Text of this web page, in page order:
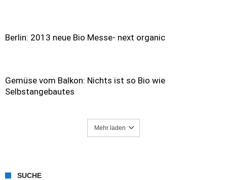
Berlin: 2013 neue Bio Messe- next organic
Gemüse vom Balkon: Nichts ist so Bio wie
Selbstangebautes
Mehr laden
SUCHE